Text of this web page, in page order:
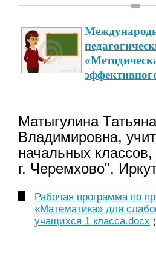
Матыгулина Татьяна
Владимировна,
начальных
г. Черемхово",
Рабочая программа по
«Математика» для
учащихся 1 класса.docx